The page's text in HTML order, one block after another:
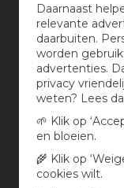
Daarnaast
relevante
daarbuiten.
worden
advertenties.
privacy
weten? Lees
🌱 Klik op
en bloeien.
🌾 Klik op
cookies wilt.
Schrijf een
maandelijks
Beoordeling:*